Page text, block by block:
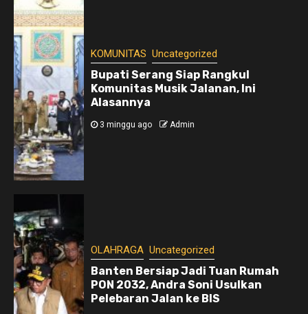
KOMUNITAS Uncategorized
Bupati Serang Siap Rangkul
Komunitas Musik Jalanan, Ini
Alasannya
3 minggu ago Admin
OLAHRAGA Uncategorized
Banten Bersiap Jadi Tuan Rumah
PON 2032, Andra Soni Usulkan
Pelebaran Jalan ke BIS